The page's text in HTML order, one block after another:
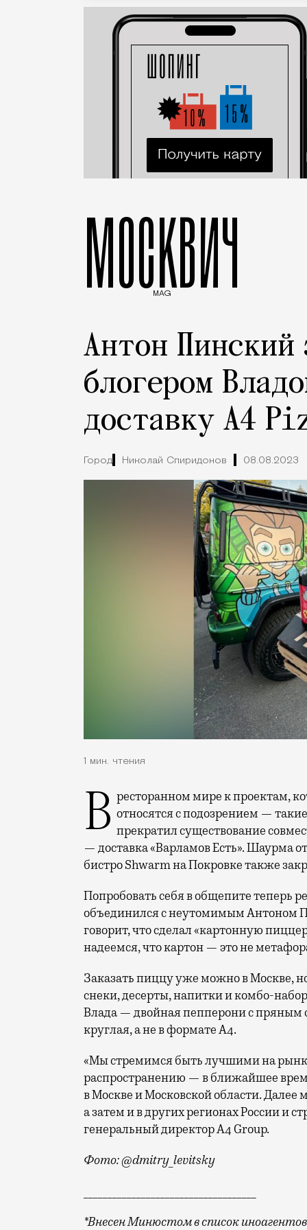
МОСКВИЧ
MAG
Антон Пинский
блогером
доставку A4
Город Николай Спиридонов 08.08.2023
1 мин. чтения
В ресторанном мире к проектам, которые делают совместно с блогерами, сразу относятся с подозрением —
прекратил существование
— доставка «Варламов Есть». Шаурма
бистро Shwarm на Покровке также
Попробовать себя в общепите теперь
объединился с неутомимым Антоном
говорит, что сделал «картонную
надеемся, что картон — это не
Заказать пиццу уже можно в Москве,
снеки, десерты, напитки и комбо-
Влада — двойная пепперони с пряным
круглая, а не в формате А4.
«Мы стремимся быть лучшими на
распространению — в ближайшее
в Москве и Московской области.
а затем и в других регионах России и
генеральный директор А4 Group.
Фото: @dmitry_levitsky
*Внесен Минюстом в список